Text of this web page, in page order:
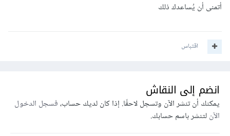
أتمنى أن يُساعدك ذلك
اقتباس
انضم إلى النقاش
يمكنك أن تنشر الآن وتسجل لاحقًا. إذا كان لديك حساب،فسجل الدخول
الآنلتنشر باسم حسابك.